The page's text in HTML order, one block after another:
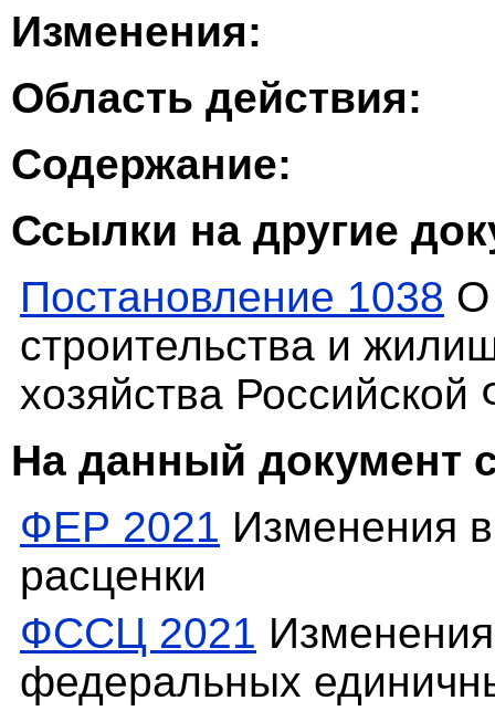
Изменения:
Область действия:
Содержание:
Ссылки на другие
Постановление 1038 О
строительства и
хозяйства
На данный документ
ФЕР 2021 Изменения
расценки
ФССЦ 2021
федеральных